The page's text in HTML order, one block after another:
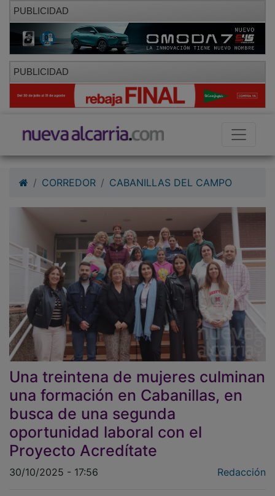
PUBLICIDAD
PUBLICIDAD
Una treintena de mujeres culminan
una formación en Cabanillas, en
busca de una segunda
oportunidad laboral con el
Proyecto Acredítate
30/10/2025 - 17:56